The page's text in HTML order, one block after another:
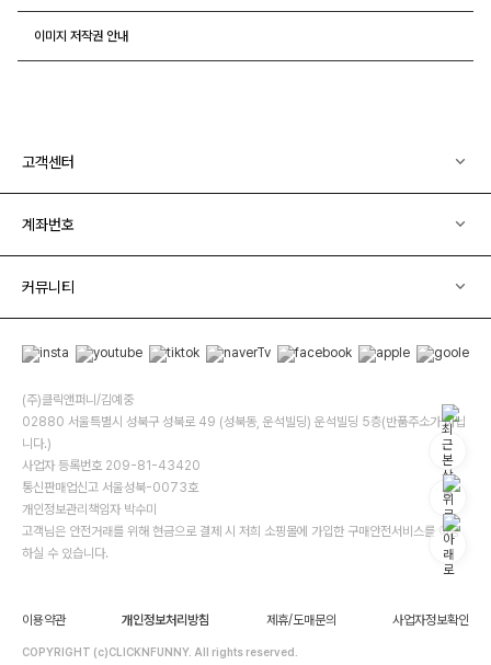
이미지 저작권 안내
고객센터
계좌번호
커뮤니티
(주)클릭앤퍼니/김예중
02880 서울특별시 성북구 성북로 49 (성북동, 운석빌딩) 운석빌딩 5층(반품주소가 아닙
니다.)
사업자 등록번호 209-81-43420
통신판매업신고 서울성북-0073호
개인정보관리책임자 박수미
고객님은 안전거래를 위해 현금으로 결제 시 저희 소핑몰에 가입한 구매안전서비스를 이용
하실 수 있습니다.
이용약관 개인정보처리방침 제휴/도매문의 사업자정보확인
COPYRIGHT (c)CLICKNFUNNY. All rights reserved.